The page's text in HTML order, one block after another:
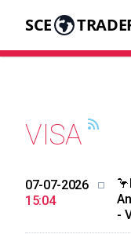
SCE
VISA
07-07-2026
15:04
-